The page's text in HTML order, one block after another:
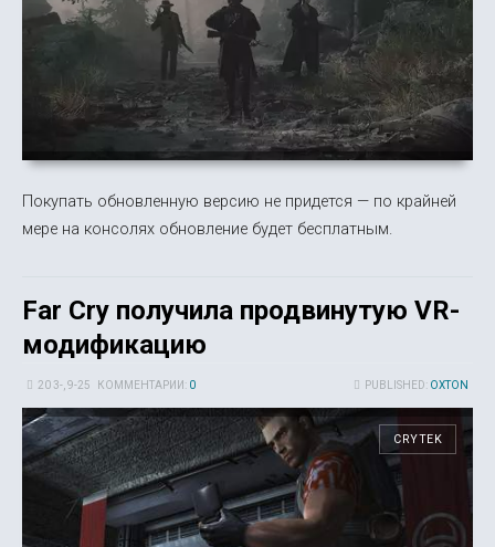
Покупать обновленную версию не придется — по крайней
мере на консолях обновление будет бесплатным.
Far Cry получила продвинутую VR-
модификацию
PUBLISHED: OXTON
20 3-, 9-25 КОММЕНТАРИИ: 0
CRYTEK